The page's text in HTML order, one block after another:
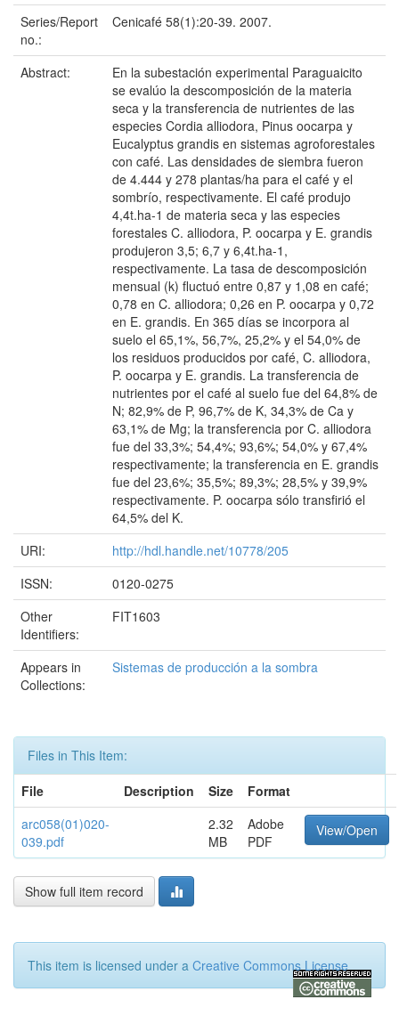
Series/Report
no.:
Cenicafé 58(1):20-39. 2007.
Abstract:
En la subestación experimental Paraguaicito
se evalúo la descomposición de la materia
seca y la transferencia de nutrientes de las
especies Cordia alliodora, Pinus oocarpa y
Eucalyptus grandis en sistemas agroforestales
con café. Las densidades de siembra fueron
de 4.444 y 278 plantas/ha para el café y el
sombrío, respectivamente. El café produjo
4,4t.ha-1 de materia seca y las especies
forestales C. alliodora, P. oocarpa y E. grandis
produjeron 3,5; 6,7 y 6,4t.ha-1,
respectivamente. La tasa de descomposición
mensual (k) fluctuó entre 0,87 y 1,08 en café;
0,78 en C. alliodora; 0,26 en P. oocarpa y 0,72
en E. grandis. En 365 días se incorpora al
suelo el 65,1%, 56,7%, 25,2% y el 54,0% de
los residuos producidos por café, C. alliodora,
P. oocarpa y E. grandis. La transferencia de
nutrientes por el café al suelo fue del 64,8% de
N; 82,9% de P, 96,7% de K, 34,3% de Ca y
63,1% de Mg; la transferencia por C. alliodora
fue del 33,3%; 54,4%; 93,6%; 54,0% y 67,4%
respectivamente; la transferencia en E. grandis
fue del 23,6%; 35,5%; 89,3%; 28,5% y 39,9%
respectivamente. P. oocarpa sólo transfirió el
64,5% del K.
URI:
http://hdl.handle.net/10778/205
ISSN:
0120-0275
Other
Identifiers:
FIT1603
Appears in
Collections:
Sistemas de producción a la sombra
Files in This Item:
File
Description Size
Format
arc058(01)020-
039.pdf
2.32
MB
Adobe
PDF
View/Open
Show full item record
This item is licensed under a Creative Commons License